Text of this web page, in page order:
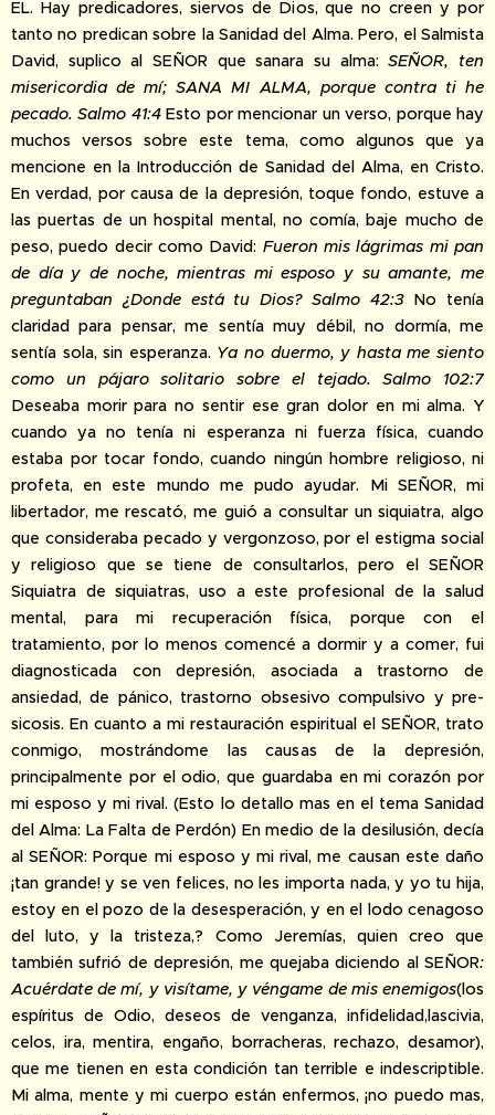
EL. Hay predicadores, siervos de Dios, que no creen y por
tanto no predican sobre la Sanidad del Alma. Pero, el Salmista
David, suplico al SEÑOR que sanara su alma: SEÑOR, ten
misericordia de mí; SANA MI ALMA, porque contra ti he
pecado. Salmo 41:4Esto por mencionar un verso, porque hay
muchos versos sobre este tema, como algunos que ya
mencione en la Introducción de Sanidad del Alma, en Cristo.
En verdad, por causa de la depresión, toque fondo, estuve a
las puertas de un hospital mental, no comía, baje mucho de
peso, puedo decir como David: Fueron mis lágrimas mi pan
de día y de noche, mientras mi esposo y su amante, me
preguntaban ¿Donde está tu Dios? Salmo 42:3 No tenía
claridad para pensar, me sentía muy débil, no dormía, me
sentía sola, sin esperanza. Ya no duermo, y hasta me siento
como un pájaro solitario sobre el tejado. Salmo 102:7
Deseaba morir para no sentir ese gran dolor en mi alma. Y
cuando ya no tenía ni esperanza ni fuerza física, cuando
estaba por tocar fondo, cuando ningún hombre religioso, ni
profeta, en este mundo me pudo ayudar. Mi SEÑOR, mi
libertador, me rescató, me guió a consultar un siquiatra, algo
que consideraba pecado y vergonzoso, por el estigma social
y religioso que se tiene de consultarlos, pero el SEÑOR
Siquiatra de siquiatras, uso a este profesional de la salud
mental, para mi recuperación física, porque con el
tratamiento, por lo menos comencé a dormir y a comer, fui
diagnosticada con depresión, asociada a trastorno de
ansiedad, de pánico, trastorno obsesivo compulsivo y pre-
sicosis. En cuanto a mi restauración espiritual el SEÑOR, trato
conmigo, mostrándome las causas de la depresión,
principalmente por el odio, que guardaba en mi corazón por
mi esposo y mi rival. (Esto lo detallo mas en el tema Sanidad
del Alma: La Falta de Perdón) En medio de la desilusión, decía
al SEÑOR: Porque mi esposo y mi rival, me causan este daño
¡tan grande! y se ven felices, no les importa nada, y yo tu hija,
estoy en el pozo de la desesperación, y en el lodo cenagoso
del luto, y la tristeza,? Como Jeremías, quien creo que
también sufrió de depresión, me quejaba diciendo al SEÑOR:
Acuérdate de mí, y visítame, y véngame de mis enemigos(los
espíritus de Odio, deseos de venganza, infidelidad,lascivia,
celos, ira, mentira, engaño, borracheras, rechazo, desamor),
que me tienen en esta condición tan terrible e indescriptible.
Mi alma, mente y mi cuerpo están enfermos, ¡no puedo mas,